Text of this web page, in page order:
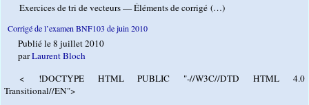
Exercices de tri de vecteurs — Éléments de corrigé (…)
Corrigé de l’examen BNF103 de juin 2010
Publié le 8 juillet 2010
parLaurent Bloch
< !DOCTYPE HTML PUBLIC "-//W3C//DTD HTML 4.0
Transitional//EN">